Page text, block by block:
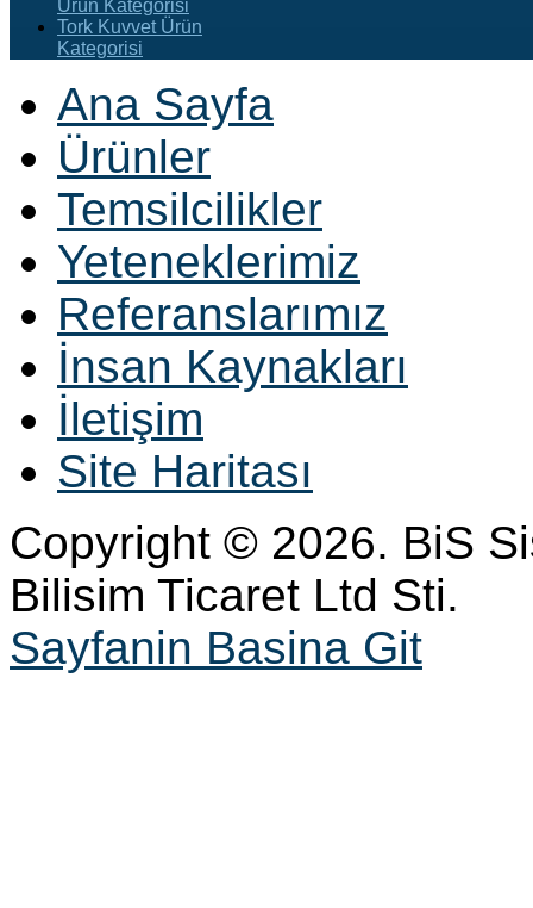
Ürün Kategorisi
Tork Kuvvet Ürün
Kategorisi
Ana Sayfa
Ürünler
Temsilcilikler
Yeteneklerimiz
Referanslarımız
İnsan Kaynakları
İletişim
Site Haritası
Copyright © 2026. BiS
Bilisim Ticaret Ltd Sti.
Sayfanin Basina Git